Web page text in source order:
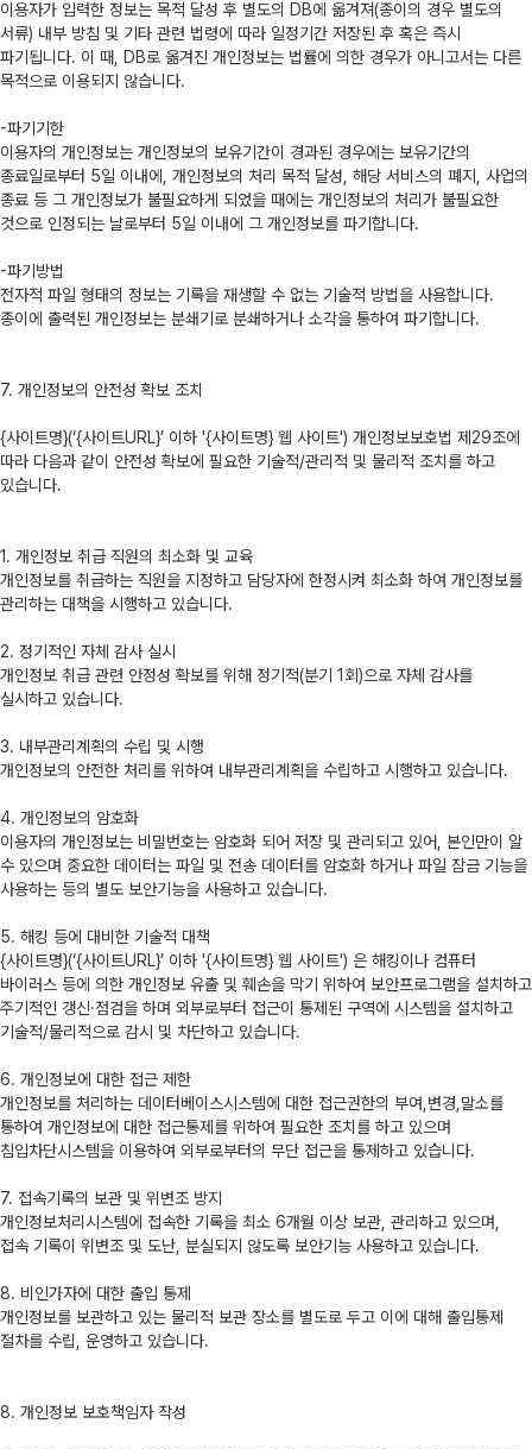
이용자가 입력한 정보는 목적 달성 후 별도의 DB에 옮겨져(종이의 경우 별도의
서류) 내부 방침 및 기타 관련 법령에 따라 일정기간 저장된 후 혹은 즉시
파기됩니다. 이 때, DB로 옮겨진 개인정보는 법률에 의한 경우가 아니고서는 다른
목적으로 이용되지 않습니다.
-파기기한
이용자의 개인정보는 개인정보의 보유기간이 경과된 경우에는 보유기간의
종료일로부터 5일 이내에, 개인정보의 처리 목적 달성, 해당 서비스의 폐지, 사업의
종료 등 그 개인정보가 불필요하게 되었을 때에는 개인정보의 처리가 불필요한
것으로 인정되는 날로부터 5일 이내에 그 개인정보를 파기합니다.
-파기방법
전자적 파일 형태의 정보는 기록을 재생할 수 없는 기술적 방법을 사용합니다.
종이에 출력된 개인정보는 분쇄기로 분쇄하거나 소각을 통하여 파기합니다.
7. 개인정보의 안전성 확보 조치
{사이트명}(‘{사이트URL}’ 이하 '{사이트명} 웹 사이트') 개인정보보호법 제29조에
따라 다음과 같이 안전성 확보에 필요한 기술적/관리적 및 물리적 조치를 하고
있습니다.
1. 개인정보 취급 직원의 최소화 및 교육
개인정보를 취급하는 직원을 지정하고 담당자에 한정시켜 최소화 하여 개인정보를
관리하는 대책을 시행하고 있습니다.
2. 정기적인 자체 감사 실시
개인정보 취급 관련 안정성 확보를 위해 정기적(분기 1회)으로 자체 감사를
실시하고 있습니다.
3. 내부관리계획의 수립 및 시행
개인정보의 안전한 처리를 위하여 내부관리계획을 수립하고 시행하고 있습니다.
4. 개인정보의 암호화
이용자의 개인정보는 비밀번호는 암호화 되어 저장 및 관리되고 있어, 본인만이 알
수 있으며 중요한 데이터는 파일 및 전송 데이터를 암호화 하거나 파일 잠금 기능을
사용하는 등의 별도 보안기능을 사용하고 있습니다.
5. 해킹 등에 대비한 기술적 대책
{사이트명}(‘{사이트URL}’ 이하 '{사이트명} 웹 사이트') 은 해킹이나 컴퓨터
바이러스 등에 의한 개인정보 유출 및 훼손을 막기 위하여 보안프로그램을 설치하고
주기적인 갱신·점검을 하며 외부로부터 접근이 통제된 구역에 시스템을 설치하고
기술적/물리적으로 감시 및 차단하고 있습니다.
6. 개인정보에 대한 접근 제한
개인정보를 처리하는 데이터베이스시스템에 대한 접근권한의 부여,변경,말소를
통하여 개인정보에 대한 접근통제를 위하여 필요한 조치를 하고 있으며
침입차단시스템을 이용하여 외부로부터의 무단 접근을 통제하고 있습니다.
7. 접속기록의 보관 및 위변조 방지
개인정보처리시스템에 접속한 기록을 최소 6개월 이상 보관, 관리하고 있으며,
접속 기록이 위변조 및 도난, 분실되지 않도록 보안기능 사용하고 있습니다.
8. 비인가자에 대한 출입 통제
개인정보를 보관하고 있는 물리적 보관 장소를 별도로 두고 이에 대해 출입통제
절차를 수립, 운영하고 있습니다.
8. 개인정보 보호책임자 작성